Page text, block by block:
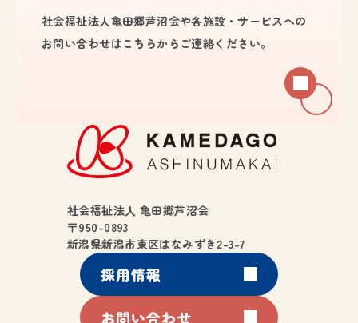
社会福祉法人亀田郷芦沼会や各施設・サービスへの
お問い合わせはこちらからご連絡ください。
社会福祉法人 亀田郷芦沼会
〒950-0893
新潟県新潟市東区はなみずき2-3-7
採用情報
お問い合わせ